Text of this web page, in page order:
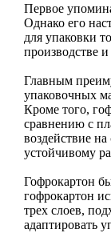
Первое
Однако его
для упаковки
производстве
Главным
упаковочных
Кроме того,
сравнению с
воздействие
устойчивому
Гофрокартон
гофрокартон
трех слоев,
адаптировать